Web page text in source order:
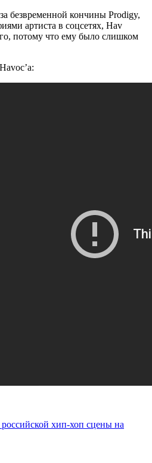
безвременной кончины Prodigy,
артиста в соцсетях, Hav
потому что ему было слишком
Havoc’a:
хип-хоп сцены на